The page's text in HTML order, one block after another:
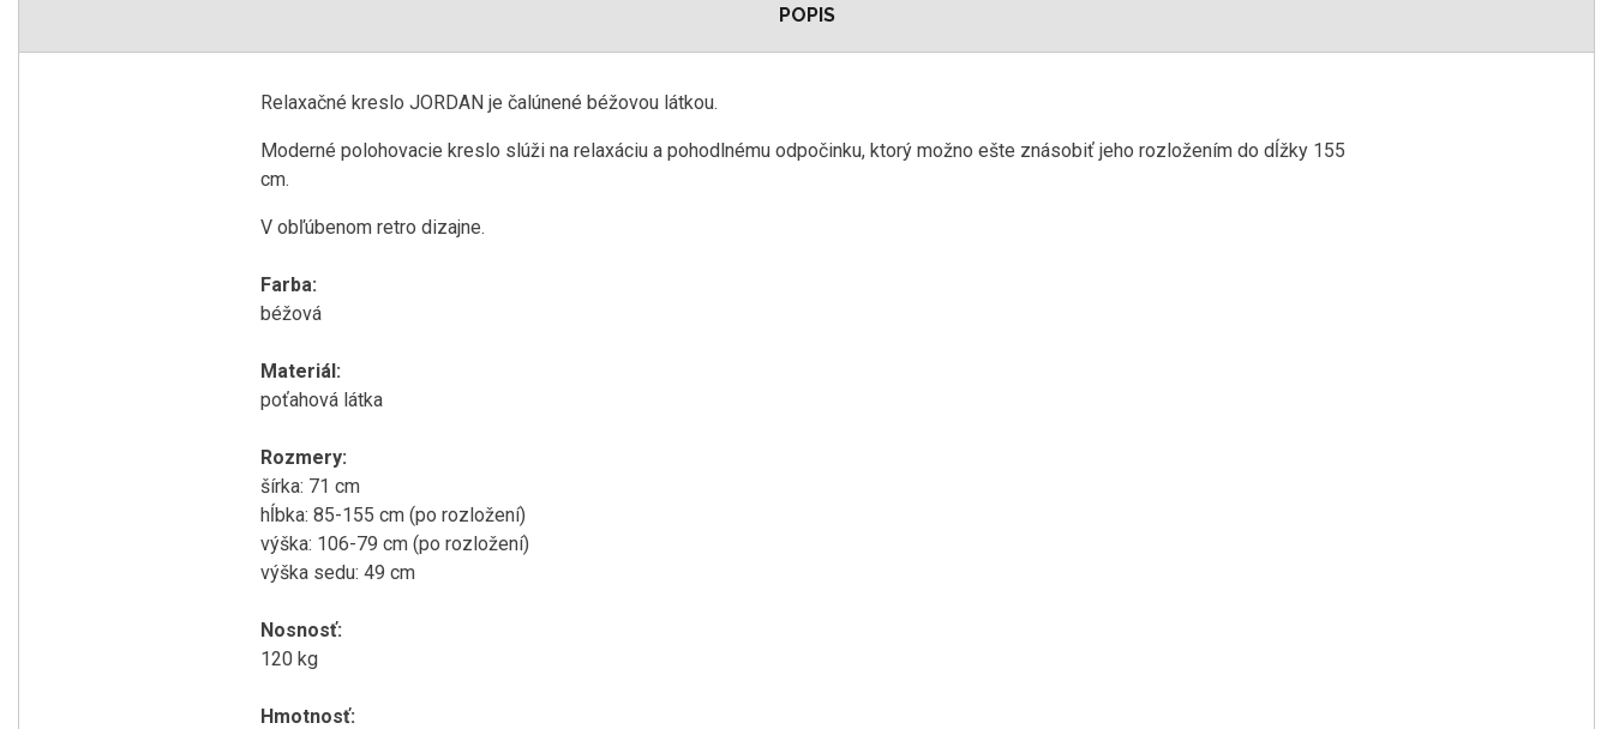
POPIS
Relaxačné kreslo JORDAN je čalúnené béžovou látkou.
Moderné polohovacie kreslo slúži na relaxáciu a pohodlnému odpočinku, ktorý možno ešte znásobiť jeho rozložením do dĺžky 155
cm.
V obľúbenom retro dizajne.
Farba:
béžová
Materiál:
poťahová látka
Rozmery:
šírka: 71 cm
hĺbka: 85-155 cm (po rozložení)
výška: 106-79 cm (po rozložení)
výška sedu: 49 cm
Nosnosť:
120 kg
Hmotnosť: